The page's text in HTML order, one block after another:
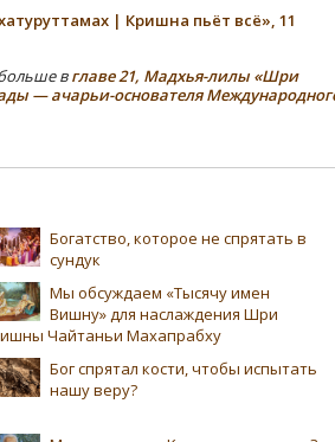
| Кришна пьёт всё», 11
вглаве 21, Мадхья-лилы «Шри
— ачарьи-основателя
Богатство, которое не спрятать в
сундук
Мы обсуждаем «Тысячу имен
Вишну» для наслаждения Шри
Чайтаньи Махапрабху
Бог спрятал кости, чтобы испытать
нашу веру?